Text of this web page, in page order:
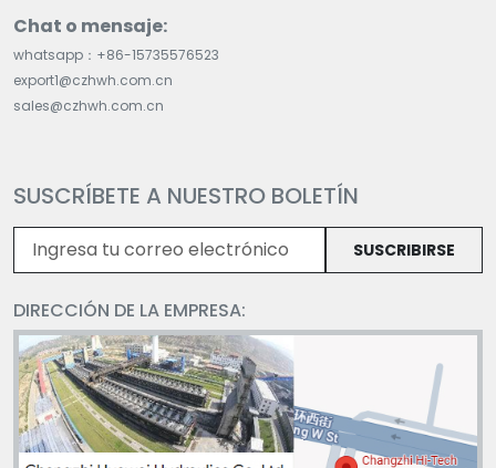
Chat o mensaje:
whatsapp：+86-15735576523
export1@czhwh.com.cn
sales@czhwh.com.cn
SUSCRÍBETE A NUESTRO BOLETÍN
SUSCRIBIRSE
DIRECCIÓN DE LA EMPRESA: